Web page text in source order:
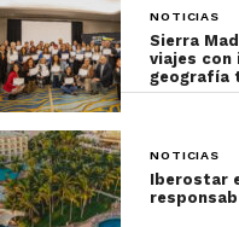
NOTICIAS
Sierra
viajes con
geografía
NOTICIAS
Iberostar